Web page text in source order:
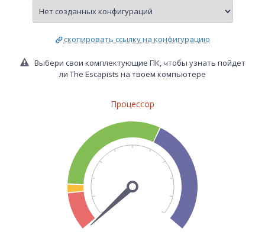
скопировать ссылку на конфигурацию
Выбери свои комплектующие ПК, чтобы узнать пойдет
ли The Escapists на твоем компьютере
Процессор